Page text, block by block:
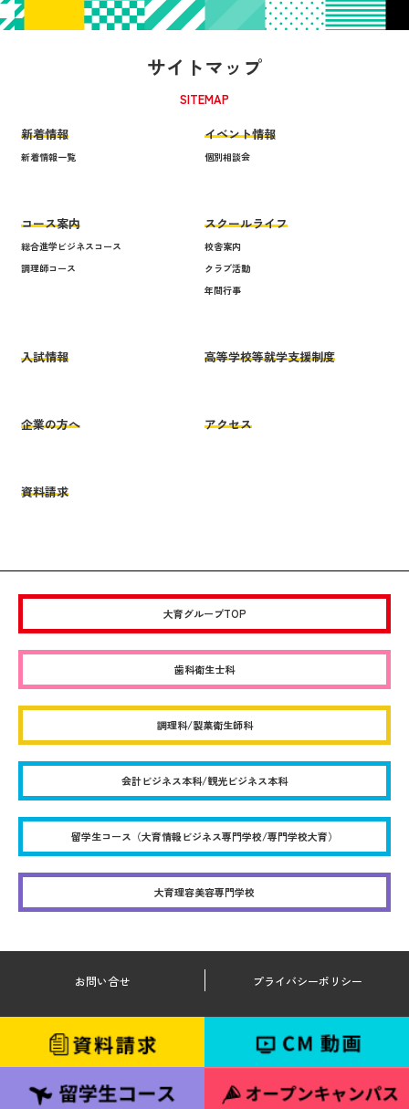
サイトマップ
SITEMAP
新着情報
新着情報一覧
イベント情報
個別相談会
コース案内
総合進学ビジネスコース
調理師コース
スクールライフ
校舎案内
クラブ活動
年間行事
入試情報 高等学校等就学支援制度
企業の方へ アクセス
資料請求
大育グループTOP
歯科衛生士科
調理科/製菓衛生師科
会計ビジネス本科/観光ビジネス本科
留学生コース（大育情報ビジネス専門学校/専門学校大育）
大育理容美容専門学校
お問い合せ プライバシーポリシー